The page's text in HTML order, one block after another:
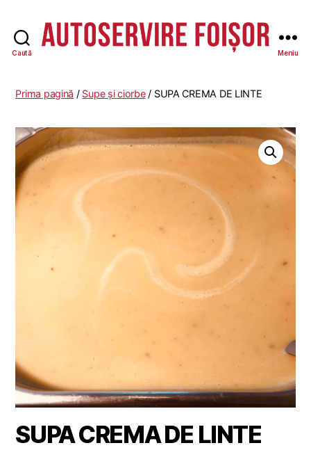
Caută
-
Meniu
Prima pagină / Supe și ciorbe/ SUPA CREMA DE LINTE
SUPA CREMA DE LINTE